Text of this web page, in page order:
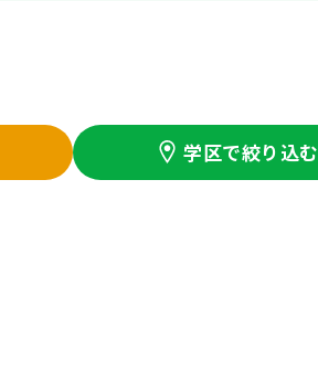
学区で絞り込む